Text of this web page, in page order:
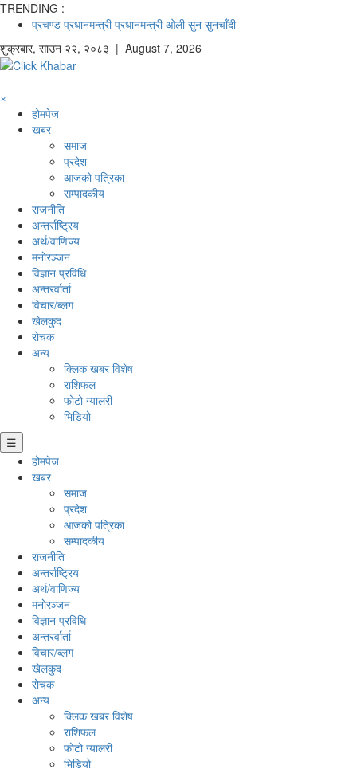
TRENDING :
प्रचण्ड प्रधानमन्त्री प्रधानमन्त्री ओली सुन सुनचाँदी
शुक्रबार, साउन २२, २०८३ | August 7, 2026
×
होमपेज
खबर
समाज
प्रदेश
आजको पत्रिका
सम्पादकीय
राजनीति
अन्तर्राष्ट्रिय
अर्थ/वाणिज्य
मनाेरञ्जन
विज्ञान प्रविधि
अन्तरर्वार्ता
विचार/ब्लग
खेलकुद
रोचक
अन्य
क्लिक खबर विशेष
राशिफल
फोटो ग्यालरी
भिडियो
☰
होमपेज
खबर
समाज
प्रदेश
आजको पत्रिका
सम्पादकीय
राजनीति
अन्तर्राष्ट्रिय
अर्थ/वाणिज्य
मनाेरञ्जन
विज्ञान प्रविधि
अन्तरर्वार्ता
विचार/ब्लग
खेलकुद
रोचक
अन्य
क्लिक खबर विशेष
राशिफल
फोटो ग्यालरी
भिडियो